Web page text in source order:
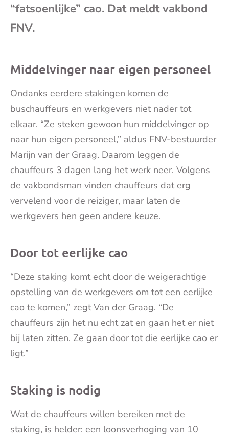
“fatsoenlijke” cao. Dat meldt vakbond
FNV.
Middelvinger naar eigen personeel
Ondanks eerdere stakingen komen de
buschauffeurs en werkgevers niet nader tot
elkaar. “Ze steken gewoon hun middelvinger op
naar hun eigen personeel,” aldus FNV-bestuurder
Marijn van der Graag. Daarom leggen de
chauffeurs 3 dagen lang het werk neer. Volgens
de vakbondsman vinden chauffeurs dat erg
vervelend voor de reiziger, maar laten de
werkgevers hen geen andere keuze.
Door tot eerlijke cao
“Deze staking komt echt door de weigerachtige
opstelling van de werkgevers om tot een eerlijke
cao te komen,” zegt Van der Graag. “De
chauffeurs zijn het nu echt zat en gaan het er niet
bij laten zitten. Ze gaan door tot die eerlijke cao er
ligt.”
Staking is nodig
Wat de chauffeurs willen bereiken met de
staking, is helder: een loonsverhoging van 10